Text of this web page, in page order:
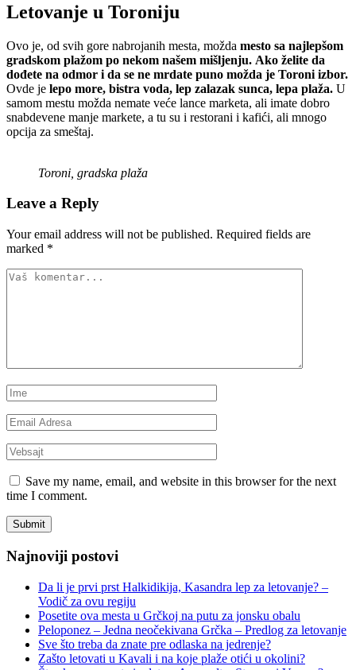
Letovanje u Toroniju
Ovo je, od svih gore nabrojanih mesta, možda mesto sa najlepšom
gradskom plažom po nekom našem mišljenju. Ako želite da
dođete na odmor i da se ne mrdate puno možda je Toroni izbor.
Ovde je lepo more, bistra voda, lep zalazak sunca, lepa plaža. U
samom mestu možda nemate veće lance marketa, ali imate dobro
snabdevene manje markete, a tu su i restorani i kafići, ali mnogo
opcija za smeštaj.
Toroni, gradska plaža
Leave a Reply
Your email address will not be published. Required fields are
marked *
Save my name, email, and website in this browser for the next
time I comment.
Najnoviji postovi
Da li je prvi prst Halkidikija, Kasandra lep za letovanje? –
Vodič za ovu regiju
Posetite ova mesta u Grčkoj na putu za jonsku obalu
Peloponez – Jedna neočekivana Grčka – Predlog za letovanje
Sve što treba da znate pre odlaska na jedrenje?
Zašto letovati u Kavali i na koje plaže otići u okolini?